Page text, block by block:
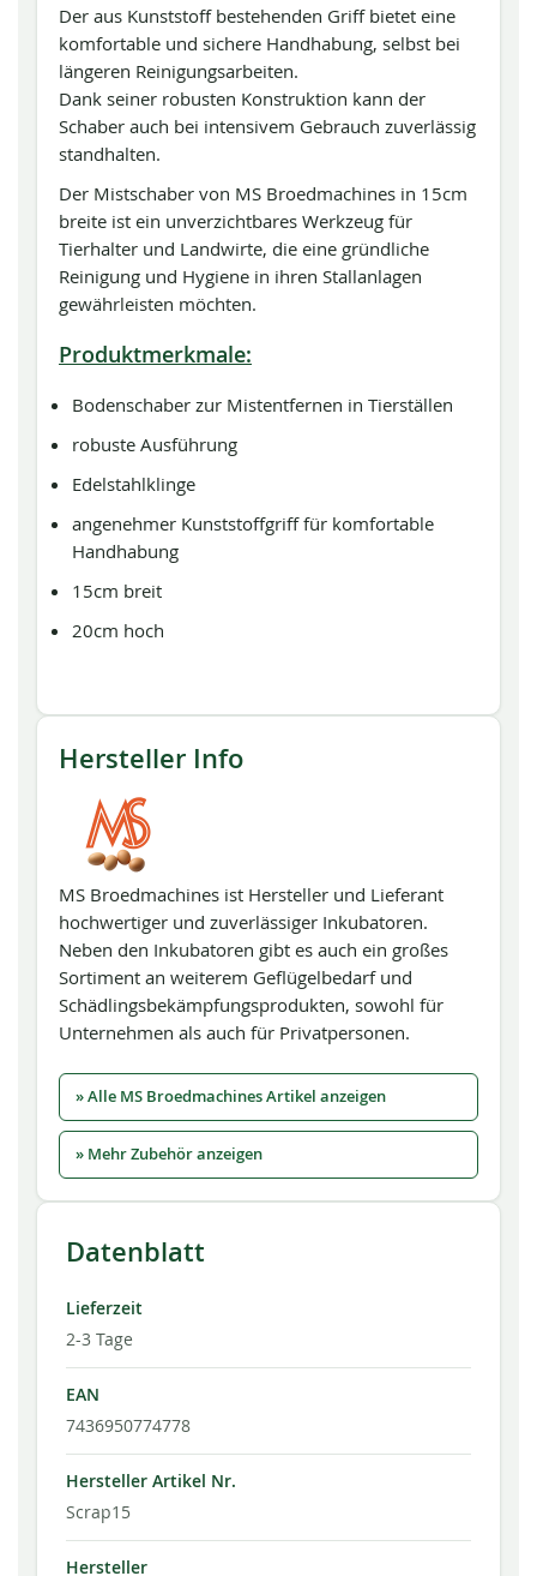
Der aus Kunststoff bestehenden Griff bietet eine
komfortable und sichere Handhabung, selbst bei
längeren Reinigungsarbeiten.
Dank seiner robusten Konstruktion kann der
Schaber auch bei intensivem Gebrauch zuverlässig
standhalten.
Der Mistschaber von MS Broedmachines in 15cm
breite ist ein unverzichtbares Werkzeug für
Tierhalter und Landwirte, die eine gründliche
Reinigung und Hygiene in ihren Stallanlagen
gewährleisten möchten.
Produktmerkmale:
Bodenschaber zur Mistentfernen in Tierställen
robuste Ausführung
Edelstahlklinge
angenehmer Kunststoffgriff für komfortable
Handhabung
15cm breit
20cm hoch
Hersteller Info
MS Broedmachines ist Hersteller und Lieferant
hochwertiger und zuverlässiger Inkubatoren.
Neben den Inkubatoren gibt es auch ein großes
Sortiment an weiterem Geflügelbedarf und
Schädlingsbekämpfungsprodukten, sowohl für
Unternehmen als auch für Privatpersonen.
» Alle MS Broedmachines Artikel anzeigen
» Mehr Zubehör anzeigen
Datenblatt
Lieferzeit
2-3 Tage
EAN
7436950774778
Hersteller Artikel Nr.
Scrap15
Hersteller